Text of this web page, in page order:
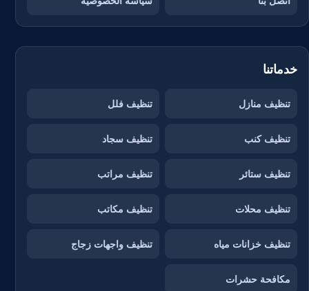
خدماتنا
تنظيف منازل تنظيف فلل
تنظيف كنب تنظيف سجاد
تنظيف ستائر تنظيف مراتب
تنظيف محلات تنظيف مكاتب
تنظيف خزانات مياه تنظيف واجهات زجاج
مكافحة حشرات